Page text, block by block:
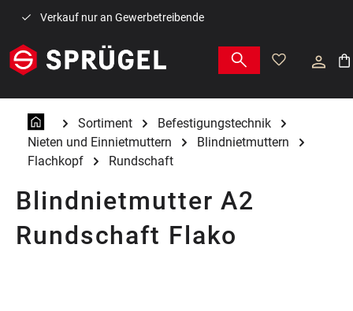
Zum Hauptinhalt springen
Verkauf nur an Gewerbetreibende
Sortiment
Befestigungstechnik
Nieten und Einnietmuttern
Blindnietmuttern
Flachkopf
Rundschaft
Blindnietmutter A2
Rundschaft Flako